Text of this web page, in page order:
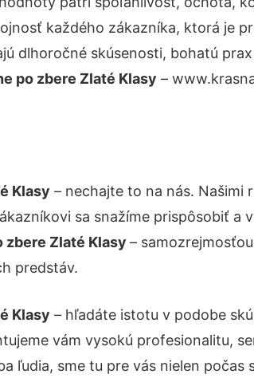
každého zákazníka, ktorá je
dlhoročné skúsenosti, bohatú
po zbere Zlaté Klasy –
Klasy – nechajte to na nás. Našimi
sa snažíme prispôsobiť
zbere Zlaté Klasy –
predstáv.
Klasy – hľadáte istotu v podobe
vám vysokú profesionalitu,
ľudia, sme tu pre vás nielen